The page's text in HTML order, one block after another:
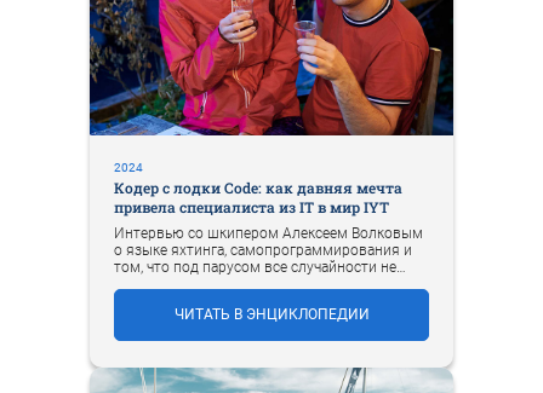
2024
Кодер с лодки Code: как давняя мечта
привела специалиста из IT в мир IYT
Интервью со шкипером Алексеем Волковым
о языке яхтинга, самопрограммирования и
том, что под парусом все случайности не
ЧИТАТЬ В ЭНЦИКЛОПЕДИИ